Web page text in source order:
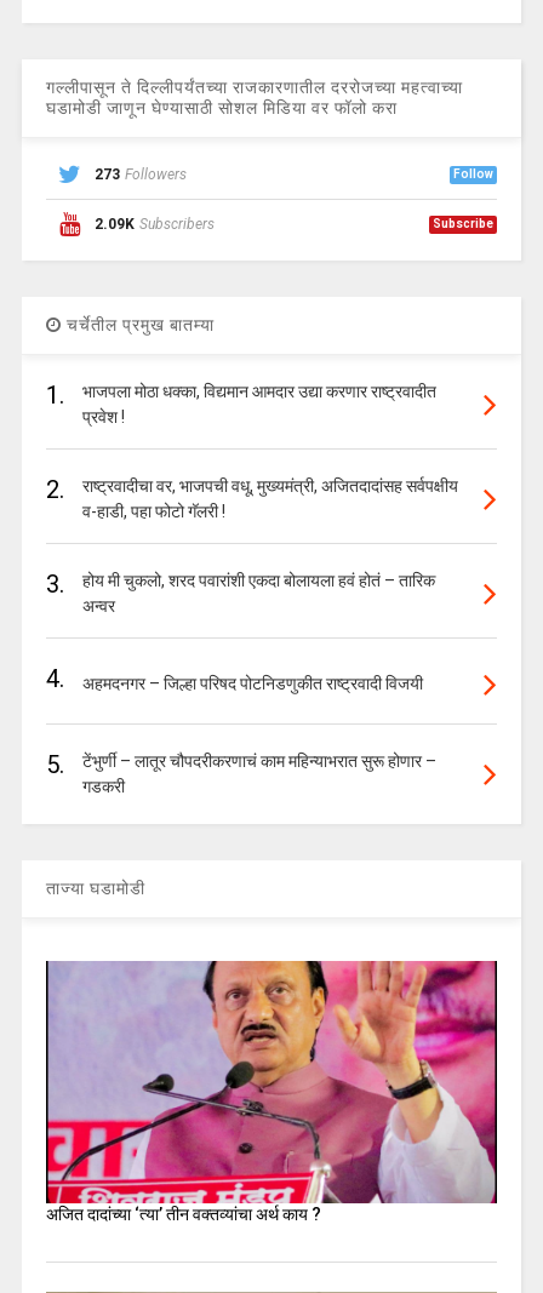
गल्लीपासून ते दिल्लीपर्यंतच्या राजकारणातील दररोजच्या महत्वाच्या
घडामोडी जाणून घेण्यासाठी सोशल मिडिया वर फॉलो करा
273 Followers Follow
2.09K Subscribers Subscribe
चर्चेतील प्रमुख बातम्या
1.
भाजपला मोठा धक्का, विद्यमान आमदार उद्या करणार राष्ट्रवादीत
प्रवेश !
2.
राष्ट्रवादीचा वर, भाजपची वधू, मुख्यमंत्री, अजितदादांसह सर्वपक्षीय
व-हाडी, पहा फोटो गॅलरी !
3.
होय मी चुकलो, शरद पवारांशी एकदा बोलायला हवं होतं – तारिक
अन्वर
4. अहमदनगर – जिल्हा परिषद पोटनिडणुकीत राष्ट्रवादी विजयी
5.
टेंभुर्णी – लातूर चौपदरीकरणाचं काम महिन्याभरात सुरू होणार –
गडकरी
ताज्या घडामोडी
अजित दादांच्या ‘त्या’ तीन वक्तव्यांचा अर्थ काय ?